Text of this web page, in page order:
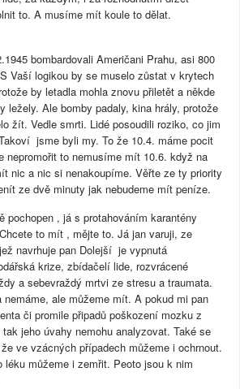
to. A musíme mít koule to dělat.
bombardovali Američani Prahu, asi 800
Vaší logikou by se muselo zůstat v krytech
by letadla mohla znovu přiletět a někde
ležely. Ale bomby padaly, kina hrály, protože
žít. Vedle smrti. Lidé posoudili roziko, co jim
jsme byli my. To že 10.4. máme pocit
nepromořit to nemusíme mít 10.6. když na
nic a nic si nenakoupíme. Věřte ze ty priority
ze dvě minuty jak nebudeme mít peníze.
pochopen , já s protahováním karantény
to mít , mějte to. Já jan varuji, ze
navrhuje pan Dolejší je vypnutá
krize, zbídačelí lide, rozvrácené
a sebevraždý mrtvi ze stresu a traumata.
ale můžeme mít. A pokud mi pan
či promile připadů poškození mozku z
jeho úvahy nemohu analyzovat. Také se
ve vzácných případech můžeme i ochrnout.
léku můžeme i zemřit. Peoto jsou k nim